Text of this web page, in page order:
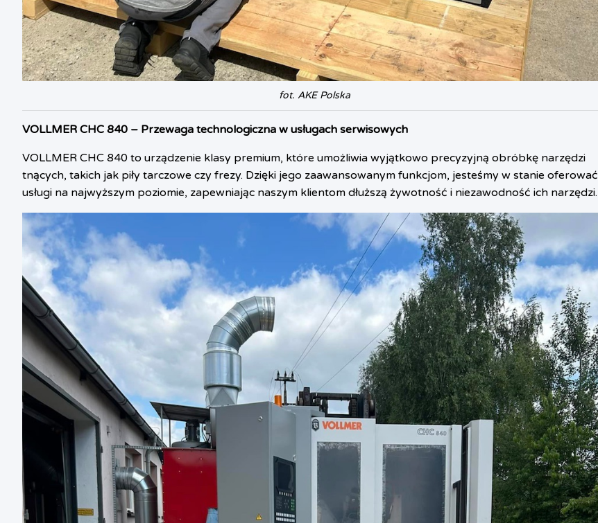
fot. AKE Polska
VOLLMER CHC 840 – Przewaga technologiczna w usługach serwisowych
VOLLMER CHC 840 to urządzenie klasy premium, które umożliwia wyjątkowo precyzyjną obróbkę narzędzi
tnących, takich jak piły tarczowe czy frezy. Dzięki jego zaawansowanym funkcjom, jesteśmy w stanie oferować
usługi na najwyższym poziomie, zapewniając naszym klientom dłuższą żywotność i niezawodność ich narzędzi.